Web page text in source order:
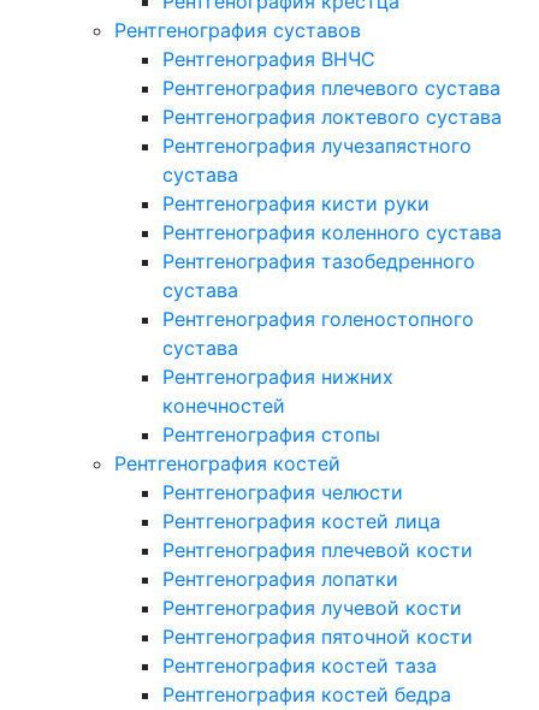
Рентгенография суставов
Рентгенография ВНЧС
Рентгенография плечевого сустава
Рентгенография локтевого сустава
Рентгенография лучезапястного
сустава
Рентгенография кисти руки
Рентгенография коленного сустава
Рентгенография тазобедренного
сустава
Рентгенография голеностопного
сустава
Рентгенография нижних
конечностей
Рентгенография стопы
Рентгенография костей
Рентгенография челюсти
Рентгенография костей лица
Рентгенография плечевой кости
Рентгенография лопатки
Рентгенография лучевой кости
Рентгенография пяточной кости
Рентгенография костей таза
Рентгенография костей бедра